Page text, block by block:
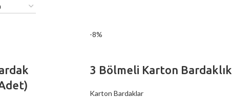
-8%
3 Bölmeli Karton Bardaklık
Karton Bardaklar